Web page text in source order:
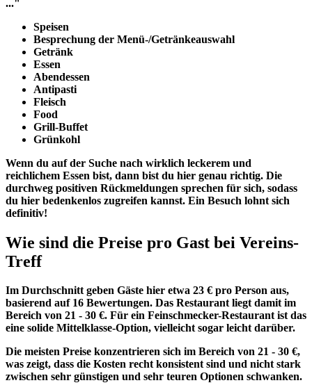
..."
Speisen
Besprechung der Menü-/Getränkeauswahl
Getränk
Essen
Abendessen
Antipasti
Fleisch
Food
Grill-Buffet
Grünkohl
Wenn du auf der Suche nach wirklich leckerem und
reichlichem Essen bist, dann bist du hier genau richtig. Die
durchweg positiven Rückmeldungen sprechen für sich, sodass
du hier bedenkenlos zugreifen kannst. Ein Besuch lohnt sich
definitiv!
Wie sind die Preise pro Gast bei Vereins-
Treff
Im Durchschnitt geben Gäste hier etwa 23 € pro Person aus,
basierend auf 16 Bewertungen. Das Restaurant liegt damit im
Bereich von 21 - 30 €. Für ein Feinschmecker-Restaurant ist das
eine solide Mittelklasse-Option, vielleicht sogar leicht darüber.
Die meisten Preise konzentrieren sich im Bereich von 21 - 30 €,
was zeigt, dass die Kosten recht konsistent sind und nicht stark
zwischen sehr günstigen und sehr teuren Optionen schwanken.